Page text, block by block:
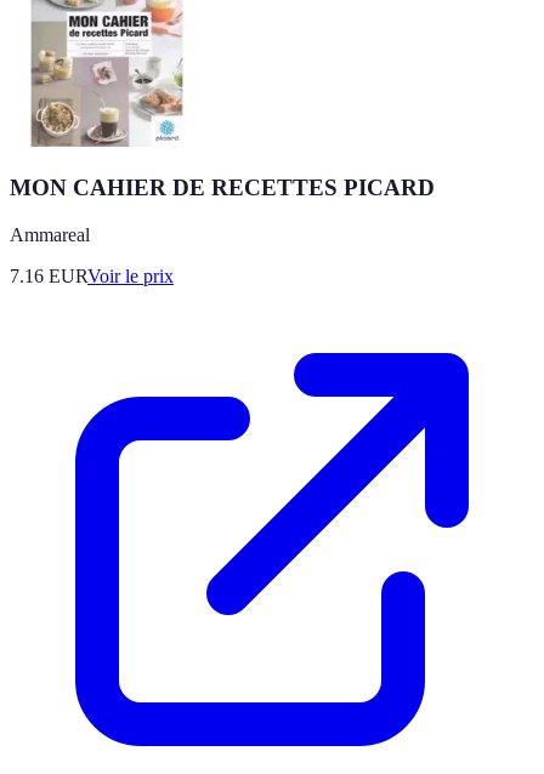
MON CAHIER DE RECETTES PICARD
Ammareal
7.16 EURVoir le prix